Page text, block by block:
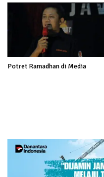
Potret Ramadhan di Media